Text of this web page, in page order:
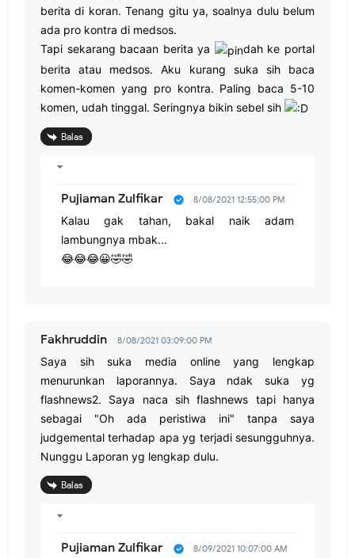
berita di koran. Tenang gitu ya, soalnya dulu belum
ada pro kontra di medsos.
Tapi sekarang bacaan berita ya
dah ke portal
berita atau medsos. Aku kurang suka sih baca
komen-komen yang pro kontra. Paling baca 5-10
komen, udah tinggal. Seringnya bikin sebel sih
Balas
Pujiaman Zulfikar 8/08/2021 12:55:00 PM
Kalau gak tahan, bakal naik adam
lambungnya mbak...
😂😂😂😀🤣🤣
Fakhruddin 8/08/2021 03:09:00 PM
Saya sih suka media online yang lengkap
menurunkan laporannya. Saya ndak suka yg
flashnews2. Saya naca sih flashnews tapi hanya
sebagai "Oh ada peristiwa ini" tanpa saya
judgemental terhadap apa yg terjadi sesungguhnya.
Nunggu Laporan yg lengkap dulu.
Balas
Pujiaman Zulfikar 8/09/2021 10:07:00 AM